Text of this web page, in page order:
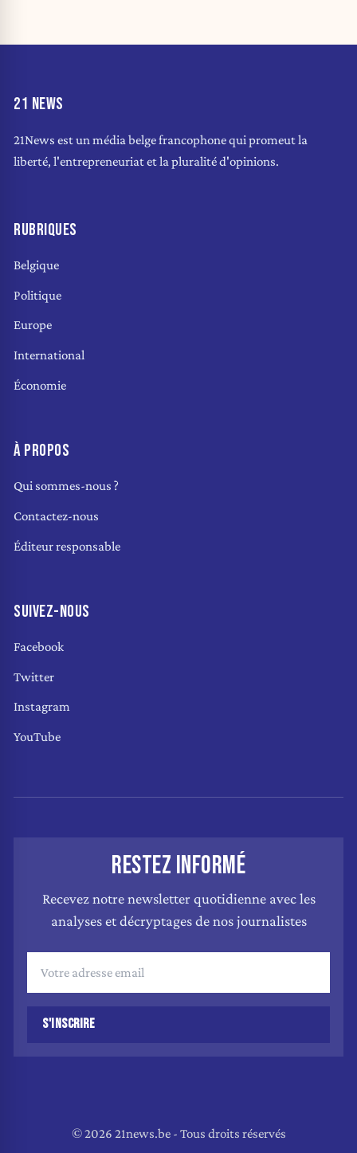
21 NEWS
21News est un média belge francophone qui promeut la
liberté, l'entrepreneuriat et la pluralité d'opinions.
RUBRIQUES
Belgique
Politique
Europe
International
Économie
À PROPOS
Qui sommes-nous ?
Contactez-nous
Éditeur responsable
SUIVEZ-NOUS
Facebook
Twitter
Instagram
YouTube
RESTEZ INFORMÉ
Recevez notre newsletter quotidienne avec les
analyses et décryptages de nos journalistes
S'INSCRIRE
© 2026 21news.be - Tous droits réservés